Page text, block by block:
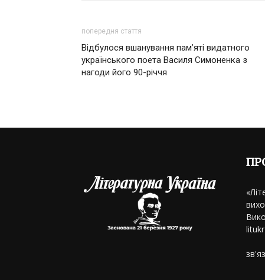
попередня стаття
Відбулося вшанування пам’яті видатного
українського поета Василя Симоненка з
нагоди його 90-річчя